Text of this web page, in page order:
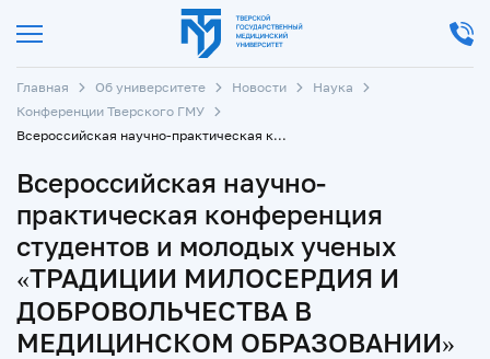
Главная Об университете Новости
Наука
Конференции Тверского ГМУ
Всероссийская научно-практическая конференция студентов и молодых ученых «ТРАДИЦИИ МИЛОСЕРДИЯ И ДОБРОВОЛЬЧЕСТВА В МЕДИЦИНСКОМ ОБРАЗОВАНИИ»
Всероссийская научно-
практическая конференция
студентов и молодых ученых
«ТРАДИЦИИ МИЛОСЕРДИЯ И
ДОБРОВОЛЬЧЕСТВА В
МЕДИЦИНСКОМ ОБРАЗОВАНИИ»